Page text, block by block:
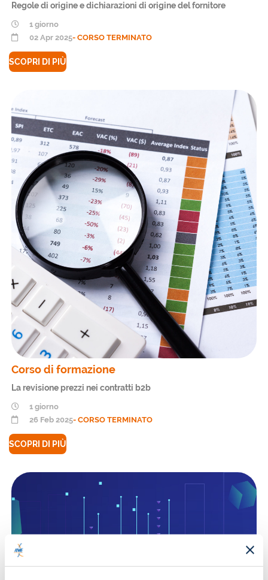
Regole di origine e dichiarazioni di origine del fornitore
1 giorno
02 Apr 2025- CORSO TERMINATO
SCOPRI DI PIÙ
Corso di formazione
La revisione prezzi nei contratti b2b
1 giorno
26 Feb 2025- CORSO TERMINATO
SCOPRI DI PIÙ